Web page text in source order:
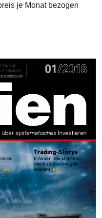
je Monat bezogen